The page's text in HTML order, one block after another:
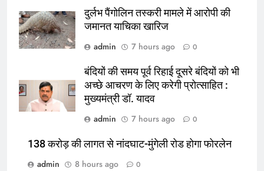
दुर्लभ पैंगोलिन तस्करी मामले में आरोपी की
जमानत याचिका खारिज
admin
7 hours ago 0
बंदियों की समय पूर्व रिहाई दूसरे बंदियों को भी
अच्छे आचरण के लिए करेगी प्रोत्साहित :
मुख्यमंत्री डॉ. यादव
admin
7 hours ago 0
138 करोड़ की लागत से नांदघाट-मुंगेली रोड होगा फोरलेन
admin
8 hours ago 0